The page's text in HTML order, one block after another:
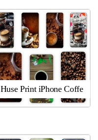
Huse Print iPhone Coffe